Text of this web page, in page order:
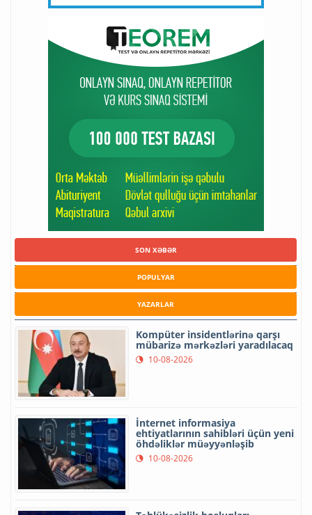
SON XƏBƏR
POPULYAR
YAZARLAR
Kompüter insidentlərinə qarşı
mübarizə mərkəzləri yaradılacaq
10-08-2026
İnternet informasiya
ehtiyatlarının sahibləri üçün yeni
öhdəliklər müəyyənləşib
10-08-2026